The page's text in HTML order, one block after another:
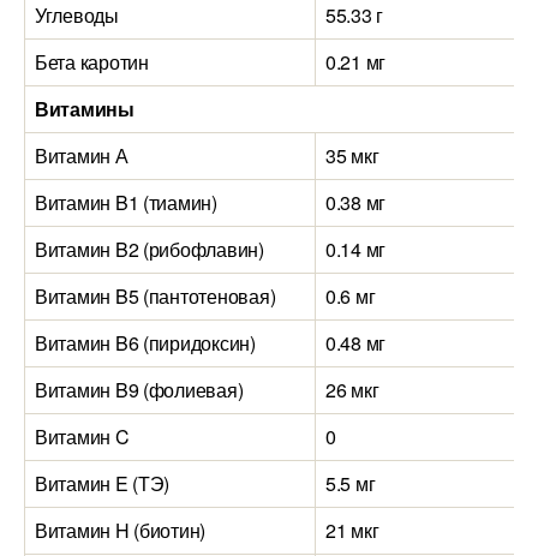
Углеводы
55.33 г
Бета каротин
0.21 мг
Витамины
Витамин А
35 мкг
Витамин B1 (тиамин)
0.38 мг
Витамин B2 (рибофлавин)
0.14 мг
Витамин B5 (пантотеновая)
0.6 мг
Витамин B6 (пиридоксин)
0.48 мг
Витамин B9 (фолиевая)
26 мкг
Витамин C
0
Витамин E (ТЭ)
5.5 мг
Витамин H (биотин)
21 мкг